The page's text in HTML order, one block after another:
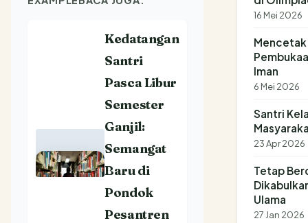
Kedatangan
Santri
Pasca Libur
Semester
Ganjil:
Semangat
Baru di
Pondok
Pesantren
16 Mei 2026
Iman
6 Mei 2026
Santri
23 Apr 2026
Tetap
Ulama
27 Jan 2026